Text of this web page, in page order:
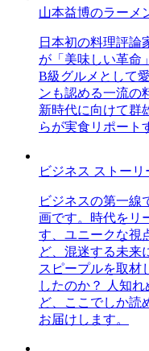
山本益博のラーメ
日本初の料理評論
が「美味しい革命
B級グルメとして
ンも認める一流の
新時代に向けて群
らが実食リポート
ビジネス ストーリ
ビジネスの第一線
画です。時代をリ
す、ユニークな視
ど、混迷する未来
スピープルを取材
したのか？ 人知
ど、ここでしか読
お届けします。